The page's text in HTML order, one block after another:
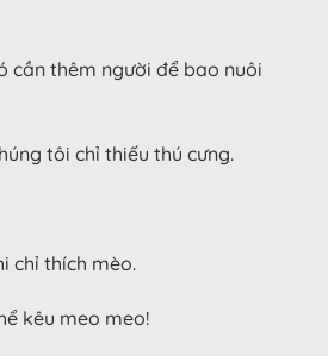
cần thêm người để bao nuôi
tôi chỉ thiếu thú cưng.
chỉ thích mèo.
kêu meo meo!